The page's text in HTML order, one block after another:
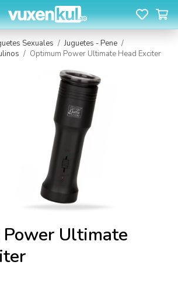
Sexuales / Juguetes - Pene /
/ Optimum Power Ultimate Head Exciter
Ultimate